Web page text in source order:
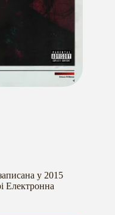
у 2015
Електронна